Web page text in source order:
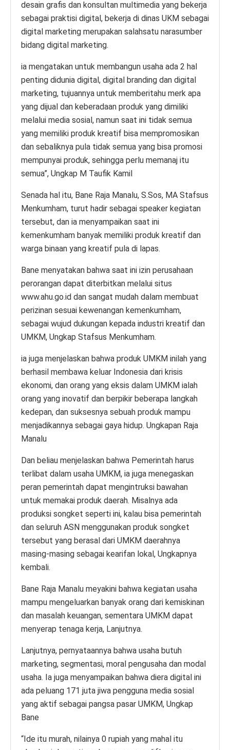
desain grafis dan konsultan multimedia yang bekerja
sebagai praktisi digital, bekerja di dinas UKM sebagai
digital marketing merupakan salahsatu narasumber
bidang digital marketing.
ia mengatakan untuk membangun usaha ada 2 hal
penting didunia digital, digital branding dan digital
marketing, tujuannya untuk memberitahu merk apa
yang dijual dan keberadaan produk yang dimiliki
melalui media sosial, namun saat ini tidak semua
yang memiliki produk kreatif bisa mempromosikan
dan sebaliknya pula tidak semua yang bisa promosi
mempunyai produk, sehingga perlu memanaj itu
semua”, Ungkap M Taufik Kamil
Senada hal itu, Bane Raja Manalu, S.Sos, MA Stafsus
Menkumham, turut hadir sebagai speaker kegiatan
tersebut, dan ia menyampaikan saat ini
kemenkumham banyak memiliki produk kreatif dan
warga binaan yang kreatif pula di lapas.
Bane menyatakan bahwa saat ini izin perusahaan
perorangan dapat diterbitkan melalui situs
www.ahu.go.id dan sangat mudah dalam membuat
perizinan sesuai kewenangan kemenkumham,
sebagai wujud dukungan kepada industri kreatif dan
UMKM, Ungkap Stafsus Menkumham.
ia juga menjelaskan bahwa produk UMKM inilah yang
berhasil membawa keluar Indonesia dari krisis
ekonomi, dan orang yang eksis dalam UMKM ialah
orang yang inovatif dan berpikir beberapa langkah
kedepan, dan suksesnya sebuah produk mampu
menjadikannya sebagai gaya hidup. Ungkapan Raja
Manalu
Dan beliau menjelaskan bahwa Pemerintah harus
terlibat dalam usaha UMKM, ia juga menegaskan
peran pemerintah dapat mengintruksi bawahan
untuk memakai produk daerah. Misalnya ada
produksi songket seperti ini, kalau bisa pemerintah
dan seluruh ASN menggunakan produk songket
tersebut yang berasal dari UMKM daerahnya
masing-masing sebagai kearifan lokal, Ungkapnya
kembali.
Bane Raja Manalu meyakini bahwa kegiatan usaha
mampu mengeluarkan banyak orang dari kemiskinan
dan masalah keuangan, sementara UMKM dapat
menyerap tenaga kerja, Lanjutnya.
Lanjutnya, pernyataannya bahwa usaha butuh
marketing, segmentasi, moral pengusaha dan modal
usaha. Ia juga menyampaikan bahwa diera digital ini
ada peluang 171 juta jiwa pengguna media sosial
yang aktif sebagai pangsa pasar UMKM, Ungkap
Bane
“Ide itu murah, nilainya 0 rupiah yang mahal itu